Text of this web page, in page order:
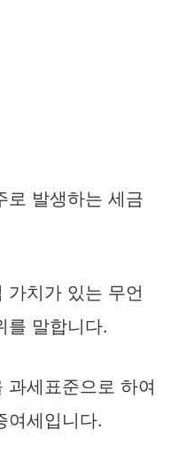
로 발생하는 세금
가치가 있는 무언
를 말합니다.
세표준으로 하여
여세입니다.